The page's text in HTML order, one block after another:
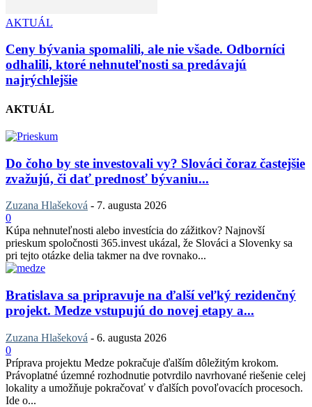
AKTUÁL
Ceny bývania spomalili, ale nie všade. Odborníci
odhalili, ktoré nehnuteľnosti sa predávajú
najrýchlejšie
AKTUÁL
Do čoho by ste investovali vy? Slováci čoraz častejšie
zvažujú, či dať prednosť bývaniu...
Zuzana Hlašeková - 7. augusta 2026
0
Kúpa nehnuteľnosti alebo investícia do zážitkov? Najnovší
prieskum spoločnosti 365.invest ukázal, že Slováci a Slovenky sa
pri tejto otázke delia takmer na dve rovnako...
Bratislava sa pripravuje na ďalší veľký rezidenčný
projekt. Medze vstupujú do novej etapy a...
Zuzana Hlašeková - 6. augusta 2026
0
Príprava projektu Medze pokračuje ďalším dôležitým krokom.
Právoplatné územné rozhodnutie potvrdilo navrhované riešenie celej
lokality a umožňuje pokračovať v ďalších povoľovacích procesoch.
Ide o...